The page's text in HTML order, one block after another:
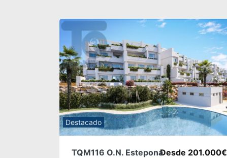
Desde 201.000€
Destacado
TQM116 O.N. Estepona